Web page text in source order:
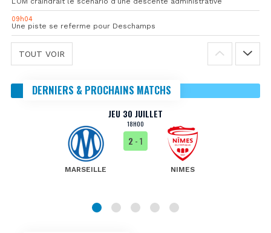
09h04
Une piste se referme pour Deschamps
TOUT VOIR
DERNIERS & PROCHAINS MATCHS
JEU 30 JUILLET
18H00
MARSEILLE
2 - 1
NIMES